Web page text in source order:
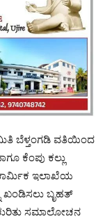
ಬೆಳ್ತಂಗಡಿ ವತಿಯಿಂದ
ಕೆಂಪು ಕಲ್ಲು
ಇಲಾಖೆಯ
ಖಂಡಿಸಲು ಬೃಹತ್
ಸಮಾಲೋಚನ